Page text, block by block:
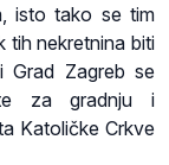
isto tako se tim
tih nekretnina biti
Grad Zagreb se
za gradnju i
Katoličke Crkve